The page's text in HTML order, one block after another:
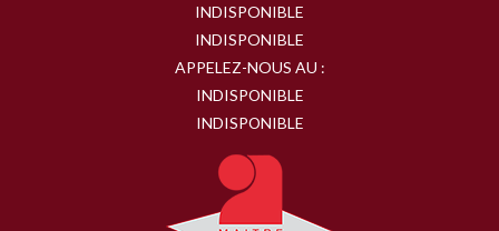
INDISPONIBLE
INDISPONIBLE
APPELEZ-NOUS AU :
INDISPONIBLE
INDISPONIBLE